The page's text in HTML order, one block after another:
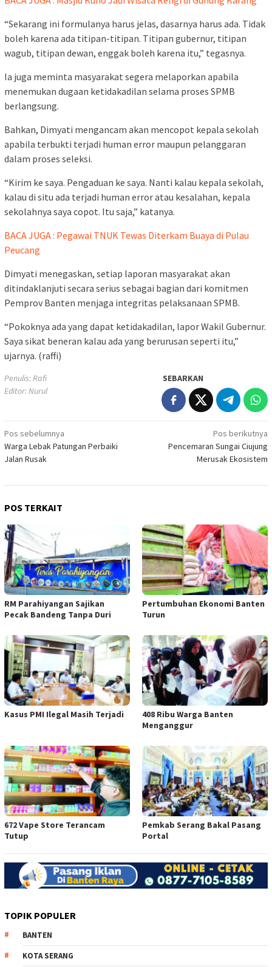
“Sekarang ini formulanya harus jelas, dasarnya harus ada. Tidak
boleh karena ada titipan-titipan. Titipan gubernur, titipan
wagub, titipan dewan, enggak boleh karena itu,” tegasnya.
Ia juga meminta masyarakat segera melaporkan apabila
menemukan dugaan ketidakadilan selama proses SPMB
berlangsung.
Bahkan, Dimyati mengancam akan mencopot kepala sekolah
apabila terbukti terjadi human error maupun pelanggaran
dalam proses seleksi.
“Kirim ke saya. Pengaduan ke saya. Nanti kalau kepala sekolah,
kalau di situ ada terjadi human error atau kesalahan, kepala
sekolahnya saya copot. Itu saja,” katanya.
BACA JUGA : Pegawai TNUK Tewas Diterkam Buaya di Pulau
Peucang
Dimyati menegaskan, setiap laporan masyarakat akan
ditindaklanjuti secara serius sebagai bagian dari komitmen
Pemprov Banten menjaga integritas pelaksanaan SPMB.
“Pokoknya ada yang dapat ketidakadilan, lapor Wakil Gubernur.
Saya sikat beneran kalau ada yang berurusan seperti itu,”
ujarnya. (raffi)
Penulis: Rafi
Editor: Nurul
SEBARKAN
Navigasi
pos
Pos sebelumnya
Warga Lebak Patungan Perbaiki
Jalan Rusak
Pos berikutnya
Pencemaran Sungai Ciujung
Merusak Ekosistem
POS TERKAIT
RM Parahiyangan Sajikan
Pecak Bandeng Tanpa Duri
Pertumbuhan Ekonomi Banten
Turun
Kasus PMI Ilegal Masih Terjadi
408 Ribu Warga Banten
Menganggur
672 Vape Store Terancam
Tutup
Pemkab Serang Bakal Pasang
Portal
TOPIK POPULER
BANTEN
KOTA SERANG